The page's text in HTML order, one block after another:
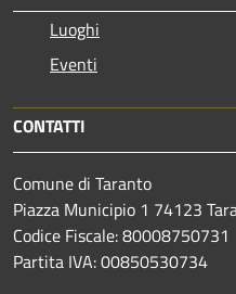
Luoghi
Eventi
CONTATTI
Comune di Taranto
Piazza Municipio 1 74123
Codice Fiscale: 80008750731
Partita IVA: 00850530734